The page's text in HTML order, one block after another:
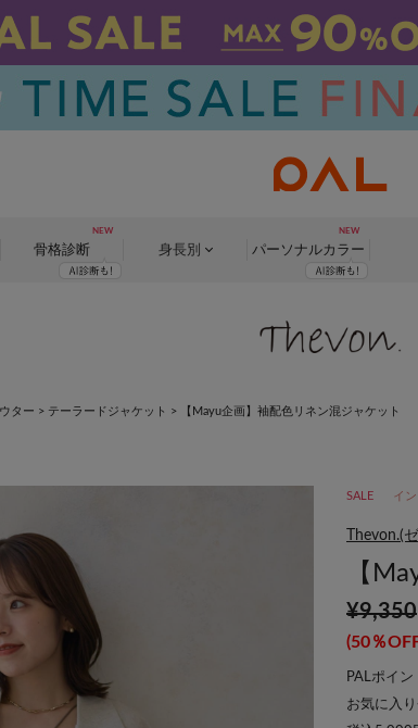
骨格診断 身長別 パーソナルカラー
ター > テーラードジャケット > 【Mayu企画】袖配色リネン混ジャケット
SALE イ
Thevon.(
【
¥9,350
(50％
PALポイン
お気に入